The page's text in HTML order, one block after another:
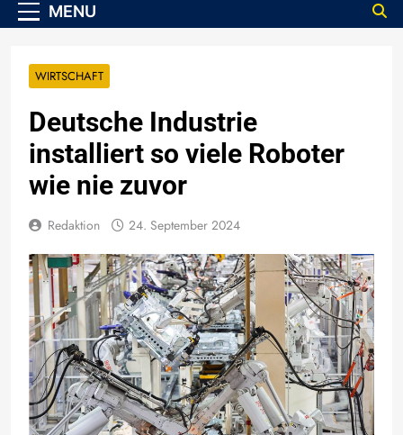
MENU
WIRTSCHAFT
Deutsche Industrie
installiert so viele Roboter
wie nie zuvor
Redaktion 24. September 2024